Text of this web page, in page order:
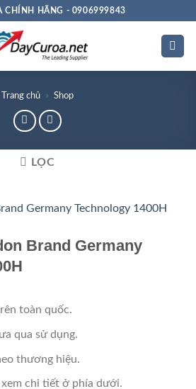
CHÍNH HÃNG - 0906999843
Trang chủ » Shop
LỌC
Brand Germany
toàn quốc.
qua sử dụng.
thương hiệu.
chi tiết ở phía dưới.